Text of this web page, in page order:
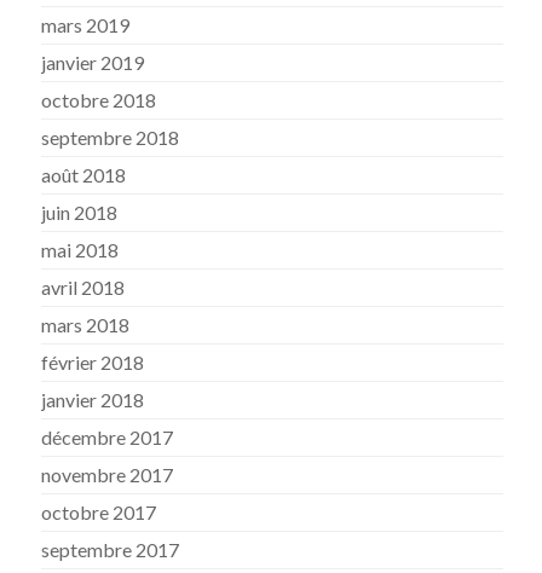
mars 2019
janvier 2019
octobre 2018
septembre 2018
août 2018
juin 2018
mai 2018
avril 2018
mars 2018
février 2018
janvier 2018
décembre 2017
novembre 2017
octobre 2017
septembre 2017